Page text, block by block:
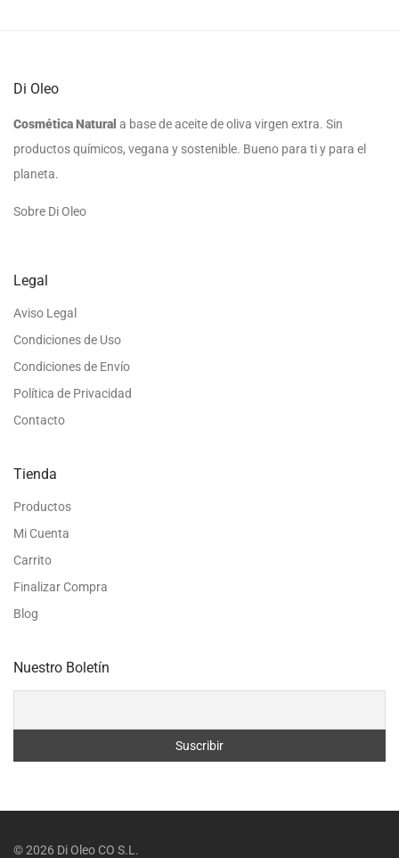
Di Oleo
Cosmética Natural a base de aceite de oliva virgen extra. Sin
productos químicos, vegana y sostenible. Bueno para ti y para el
planeta.
Sobre Di Oleo
Legal
Aviso Legal
Condiciones de Uso
Condiciones de Envío
Política de Privacidad
Contacto
Tienda
Productos
Mi Cuenta
Carrito
Finalizar Compra
Blog
Nuestro Boletín
©2026 Di Oleo CO S.L.